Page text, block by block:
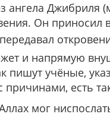
ангела Джибриля
Он приносил
и напрямую
пишут учёные,
есть
мог